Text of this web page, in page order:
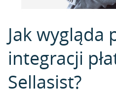
Jak wygląda
integracji
Sellasist?